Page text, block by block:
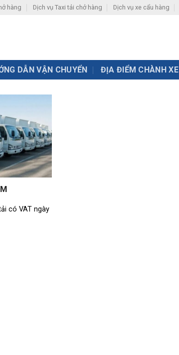
hàng Dịch vụ Taxi tải chở hàng Dịch vụ xe cẩu hàng
DẪN VẬN CHUYỂN ĐỊA ĐIỂM CHÀNH XE
có VAT ngày